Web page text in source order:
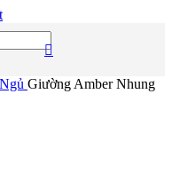
Giường Amber Nhung